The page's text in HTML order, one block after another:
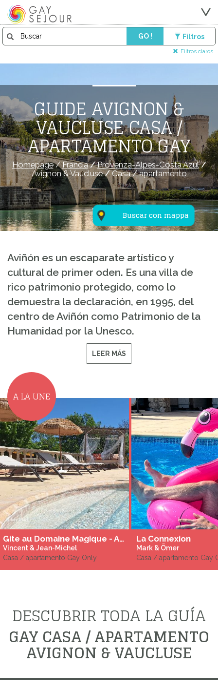
GO ! Filtros
Filtros claros
Buscar con mappa
GUIDE AVIGNON &
VAUCLUSE CASA /
APARTAMENTO GAY
Homepage/Francia/Provenza-Alpes-Costa Azul/
Avignon & Vaucluse/Casa / apartamento
Aviñón es un escaparate artístico y
cultural de primer oden. Es una villa de
rico patrimonio protegido, como lo
demuestra la declaración, en 1995, del
centro de Aviñón como Patrimonio de la
Humanidad por la Unesco.
LEER MÁS
A LA UNE
Gite au Domaine Magique - Adult only
Vincent & Jean-Michel
Casa / apartamento Gay Only
La Connexion
Mark & Ömer
Casa / apartamento Gay
DESCUBRIR TODA LA GUÍA
GAY CASA / APARTAMENTO
AVIGNON & VAUCLUSE